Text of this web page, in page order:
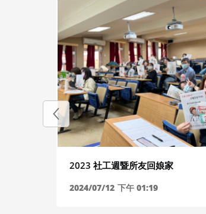
2023 社工週暨所友回娘家
2024/07/12 下午 01:19